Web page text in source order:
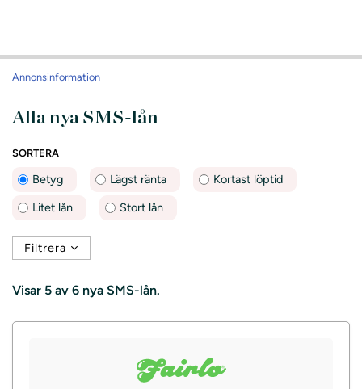
Annonsinformation
Alla nya SMS-lån
SORTERA
Betyg Lägst ränta
Kortast löptid
Litet lån
Stort lån
Filtrera
Visar 5 av 6 nya SMS-lån.